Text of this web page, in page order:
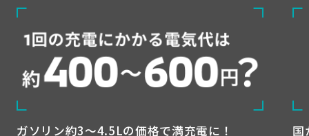
ガソリン約3～4.5Lの価格で満充電に！
国